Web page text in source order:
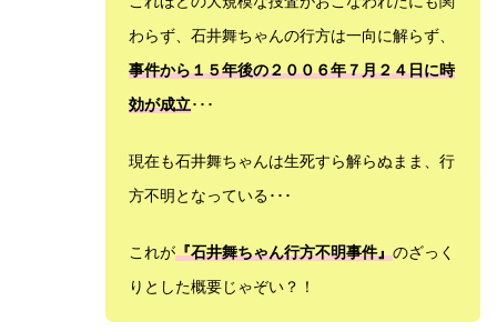
わらず、石井舞ちゃんの行方は一向に解らず、
事件から１５年後の２００６年７月２４日に時
効が成立･･･
現在も石井舞ちゃんは生死すら解らぬまま、行
方不明となっている･･･
これが『石井舞ちゃん行方不明事件』のざっく
りとした概要じゃぞい？！